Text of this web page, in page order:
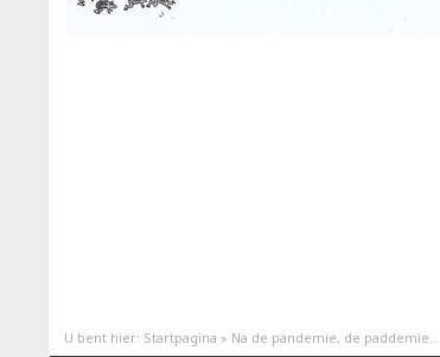
U bent hier: Startpagina » Na de pandemie, de paddemie...